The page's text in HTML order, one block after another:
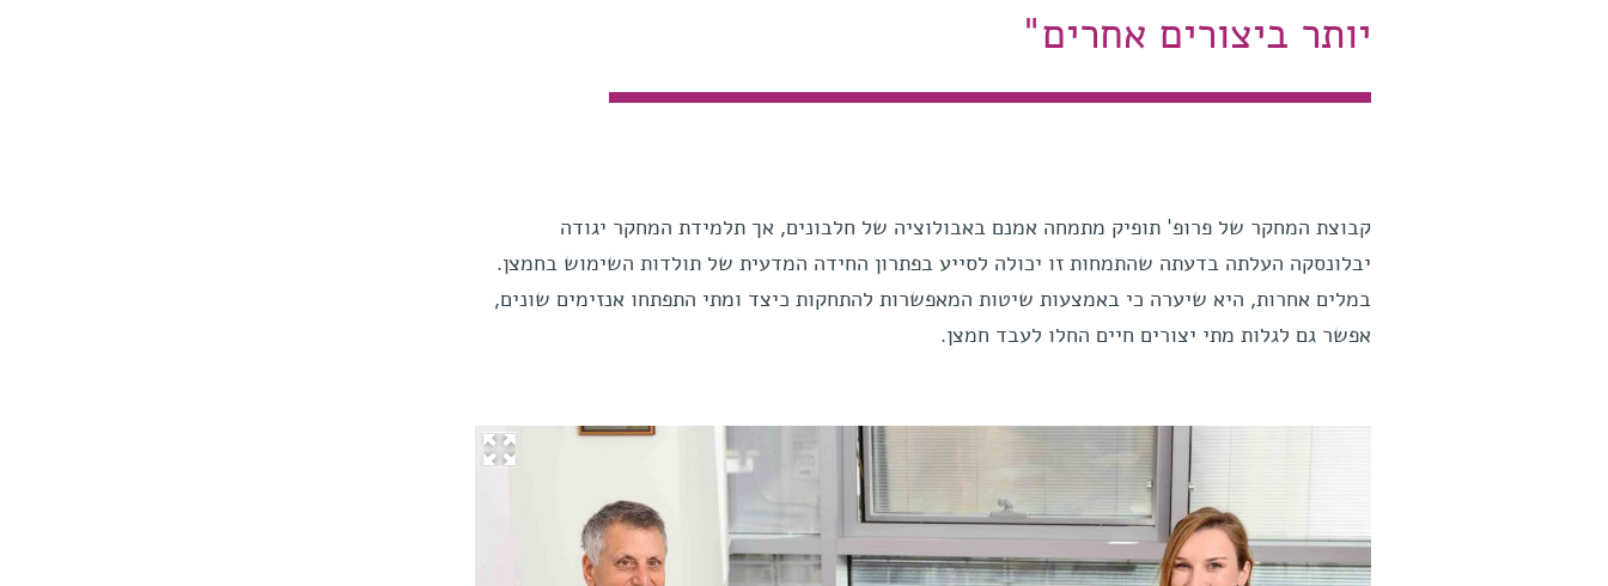
יותר ביצורים אחרים"
קבוצת המחקר של פרופ' תופיק מתמחה אמנם באבולוציה של חלבונים, אך תלמידת המחקר יגודה
יבלונסקה העלתה בדעתה שהתמחות זו יכולה לסייע בפתרון החידה המדעית של תולדות השימוש בחמצן.
במלים אחרות, היא שיערה כי באמצעות שיטות המאפשרות להתחקות כיצד ומתי התפתחו אנזימים שונים,
אפשר גם לגלות מתי יצורים חיים החלו לעבד חמצן.